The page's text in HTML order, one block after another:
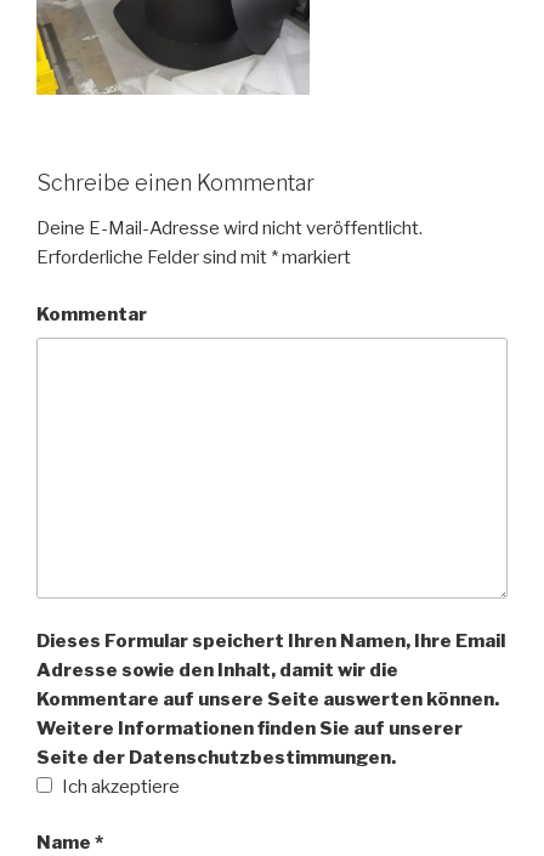
Schreibe einen Kommentar
Deine E-Mail-Adresse wird nicht veröffentlicht.
Erforderliche Felder sind mit *markiert
Kommentar
Dieses Formular speichert Ihren Namen, Ihre Email
Adresse sowie den Inhalt, damit wir die
Kommentare auf unsere Seite auswerten können.
Weitere Informationen finden Sie auf unserer
Seite der Datenschutzbestimmungen.
Ich akzeptiere
Name *